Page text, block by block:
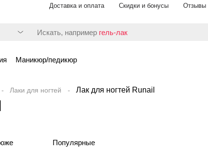
Доставка и оплата Скидки и бонусы Отзывы
Искать, например гель-лак
Маникюр/педикюр
Лаки для ногтей Лак для ногтей Runail
Популярные